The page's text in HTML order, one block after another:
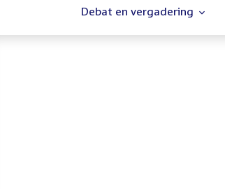
Debat en vergadering